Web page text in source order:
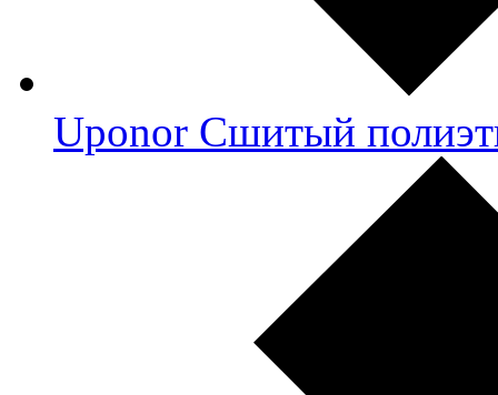
Uponor Сшитый